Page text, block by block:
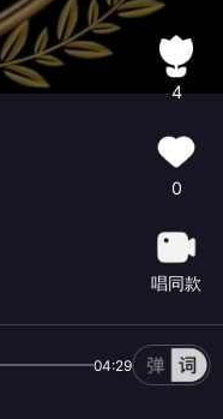
4
0
唱同款
04:29